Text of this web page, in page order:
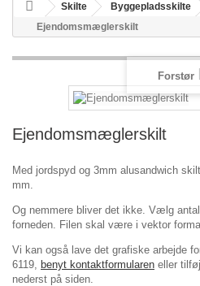
Skilte Byggepladsskilte
Ejendomsmæglerskilt
Forstør
Ejendomsmæglerskilt
Med jordspyd og 3mm alusandwich
mm.
Og nemmere bliver det ikke. Vælg
forneden. Filen skal være i vektor
Vi kan også lave det grafiske arbejde
6119, benyt kontaktformularen eller
nederst på siden.